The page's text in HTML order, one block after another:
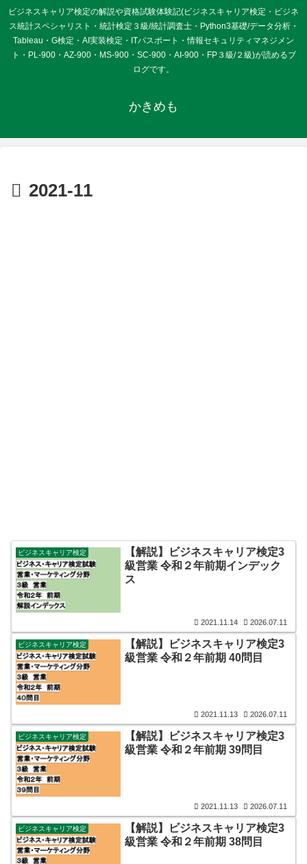
ビジネスキャリア検定の解説や資格試験体験記(ビジネスキャリア検定・ビジネ
ス統計スペシャリスト・統計検定３級/統計調査士・Python3基礎/データ分析・
Tableau・G検定・AI実装検定・ITパスポート・情報セキュリティマネジメン
ト・PL-900・AZ-900・MS-900・SC-900・AI-900・FP３級/２級)が読めるブ
ログです。
かきめも
2021-11
ビジネスキャリア検定
【解説】ビジネスキャリア検定3
級営業 令和２年前期インデック
ス
2021.11.14 2026.07.11
ビジネスキャリア検定
【解説】ビジネスキャリア検定3
級営業 令和２年前期 40問目
2021.11.13 2026.07.11
ビジネスキャリア検定
【解説】ビジネスキャリア検定3
級営業 令和２年前期 39問目
2021.11.13 2026.07.11
ビジネスキャリア検定
【解説】ビジネスキャリア検定3
級営業 令和２年前期 38問目